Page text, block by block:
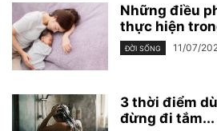
Những điều
thực hiện
ĐỜI SỐNG 11/07/
3 thời điểm
đừng đi tắm...